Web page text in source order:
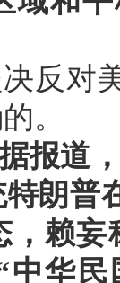
反对
。
报道
朗普
，赖
中华